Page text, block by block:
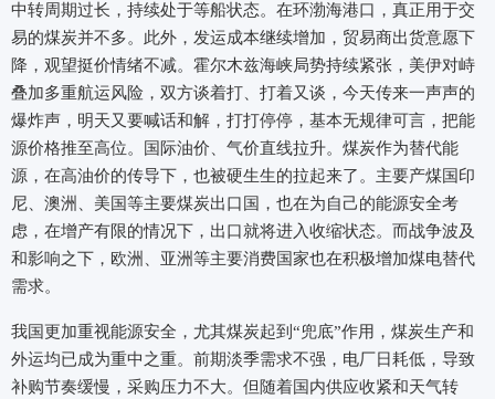
中转周期过长，持续处于等船状态。在环渤海港口，真正用于交
易的煤炭并不多。此外，发运成本继续增加，贸易商出货意愿下
降，观望挺价情绪不减。霍尔木兹海峡局势持续紧张，美伊对峙
叠加多重航运风险，双方谈着打、打着又谈，今天传来一声声的
爆炸声，明天又要喊话和解，打打停停，基本无规律可言，把能
源价格推至高位。国际油价、气价直线拉升。煤炭作为替代能
源，在高油价的传导下，也被硬生生的拉起来了。主要产煤国印
尼、澳洲、美国等主要煤炭出口国，也在为自己的能源安全考
虑，在增产有限的情况下，出口就将进入收缩状态。而战争波及
和影响之下，欧洲、亚洲等主要消费国家也在积极增加煤电替代
需求。
我国更加重视能源安全，尤其煤炭起到“兜底”作用，煤炭生产和
外运均已成为重中之重。前期淡季需求不强，电厂日耗低，导致
补购节奏缓慢，采购压力不大。但随着国内供应收紧和天气转